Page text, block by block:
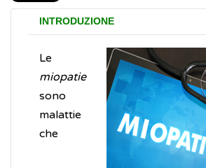
INTRODUZIONE
Le
miopatie
sono
malattie
che